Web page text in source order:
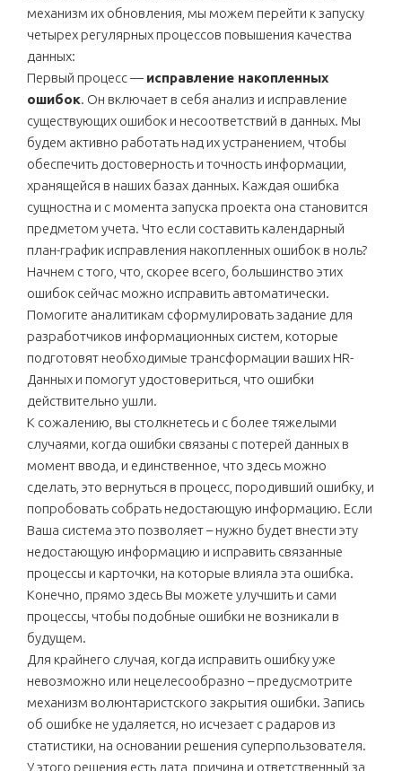
механизм их обновления, мы можем перейти к запуску
четырех регулярных процессов повышения качества
данных:
Первый процесс — исправление накопленных
ошибок. Он включает в себя анализ и исправление
существующих ошибок и несоответствий в данных. Мы
будем активно работать над их устранением, чтобы
обеспечить достоверность и точность информации,
хранящейся в наших базах данных. Каждая ошибка
сущностна и с момента запуска проекта она становится
предметом учета. Что если составить календарный
план-график исправления накопленных ошибок в ноль?
Начнем с того, что, скорее всего, большинство этих
ошибок сейчас можно исправить автоматически.
Помогите аналитикам сформулировать задание для
разработчиков информационных систем, которые
подготовят необходимые трансформации ваших HR-
Данных и помогут удостовериться, что ошибки
действительно ушли.
К сожалению, вы столкнетесь и с более тяжелыми
случаями, когда ошибки связаны с потерей данных в
момент ввода, и единственное, что здесь можно
сделать, это вернуться в процесс, породивший ошибку, и
попробовать собрать недостающую информацию. Если
Ваша система это позволяет – нужно будет внести эту
недостающую информацию и исправить связанные
процессы и карточки, на которые влияла эта ошибка.
Конечно, прямо здесь Вы можете улучшить и сами
процессы, чтобы подобные ошибки не возникали в
будущем.
Для крайнего случая, когда исправить ошибку уже
невозможно или нецелесообразно – предусмотрите
механизм волюнтаристского закрытия ошибки. Запись
об ошибке не удаляется, но исчезает с радаров из
статистики, на основании решения суперпользователя.
У этого решения есть дата, причина и ответственный за